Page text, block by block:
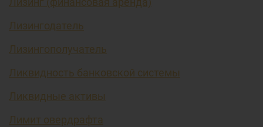
Лизингодатель
Лизингополучатель
Ликвидность банковской системы
Ликвидные активы
Лимит овердрафта